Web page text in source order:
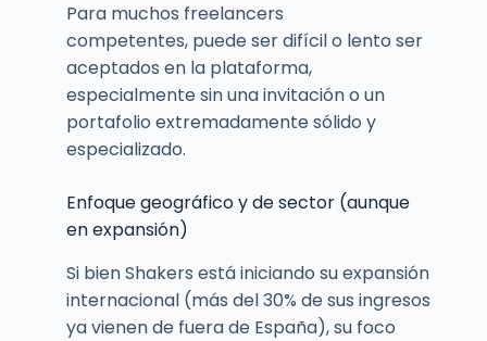
Para muchos freelancers
competentes, puede ser difícil o lento ser
aceptados en la plataforma,
especialmente sin una invitación o un
portafolio extremadamente sólido y
especializado.
Enfoque geográfico y de sector (aunque
en expansión)
Si bien Shakers está iniciando su expansión
internacional (más del 30% de sus ingresos
ya vienen de fuera de España), su foco